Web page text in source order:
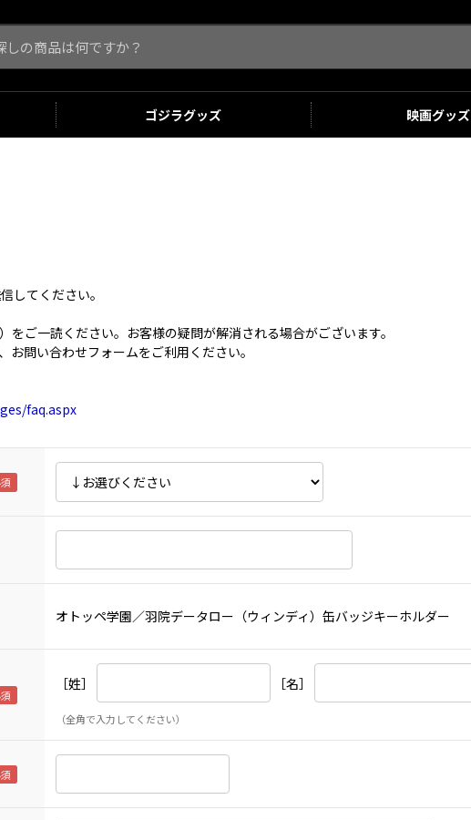
ゴジラグッズ 映画グッズ
してください。
ご一読ください。お客様の疑問が解消される場合がございます。
問い合わせフォームをご利用ください。
faq.aspx
オトッペ学園／羽院データロー（ウィンディ）缶バッジキーホルダー
［姓］ ［名］
（全角で入力してください）